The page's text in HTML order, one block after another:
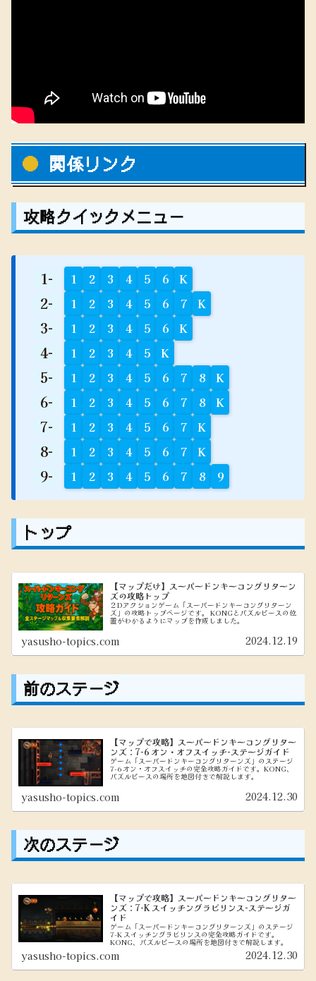
関係リンク
攻略クイックメニュー
1- 1 2 3 4 5 6 K
2- 1 2 3 4 5 6 7 K
3- 1 2 3 4 5 6 K
4- 1 2 3 4 5 K
5- 1 2 3 4 5 6 7 8 K
6- 1 2 3 4 5 6 7 8 K
7- 1 2 3 4 5 6 7 K
8- 1 2 3 4 5 6 7 K
9- 1 2 3 4 5 6 7 8 9
トップ
【マップだけ】スーパードンキーコングリターン
ズの攻略トップ
２Dアクションゲーム「スーパードンキーコングリターン
ズ」の攻略トップページです。 KONGとパズルピースの位
置がわかるようにマップを作成しました。
yasusho-topics.com 2024.12.19
前のステージ
【マップで攻略】スーパードンキーコングリター
ンズ：7-6 オン・オフスイッチ-ステージガイド
ゲーム「スーパードンキーコングリターンズ」のステージ
7-6 オン・オフスイッチの完全攻略ガイドです。KONG、
パズルピースの場所を地図付きで解説します。
yasusho-topics.com 2024.12.30
次のステージ
【マップで攻略】スーパードンキーコングリター
ンズ：7-K スイッチングラビリンス-ステージガ
イド
ゲーム「スーパードンキーコングリターンズ」のステージ
7-K スイッチングラビリンスの完全攻略ガイドです。
KONG、パズルピースの場所を地図付きで解説します。
yasusho-topics.com 2024.12.30